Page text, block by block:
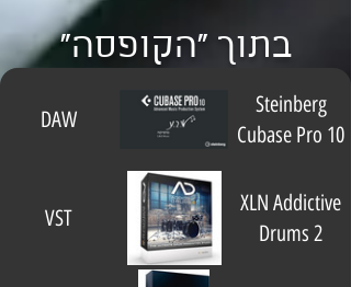
בתוך "הקופסה"
DAW
Steinberg
Cubase Pro 10
VST
XLN Addictive
Drums 2